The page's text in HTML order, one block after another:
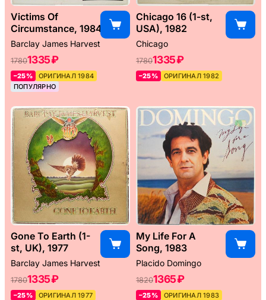
Victims Of
Circumstance, 1984
Barclay James Harvest
17801335 ₽
–25%
ОРИГИНАЛ 1984
ПОПУЛЯРНО
Chicago 16 (1-st,
USA), 1982
Chicago
17801335 ₽
–25% ОРИГИНАЛ 1982
Gone To Earth (1-
st, UK), 1977
Barclay James Harvest
17801335 ₽
–25%
ОРИГИНАЛ 1977
My Life For A
Song, 1983
Placido Domingo
18201365 ₽
–25% ОРИГИНАЛ 1983